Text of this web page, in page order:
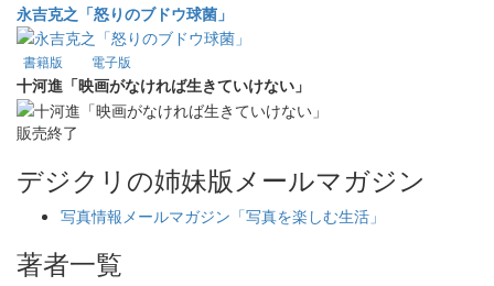
永吉克之「怒りのブドウ球菌」
書籍版 電子版
十河進「映画がなければ生きていけない」
販売終了
デジクリの姉妹版メールマガジン
写真情報メールマガジン「写真を楽しむ生活」
著者一覧